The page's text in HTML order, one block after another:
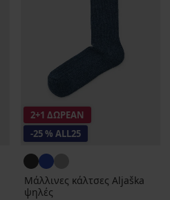
2+1 ΔΩΡΕΑΝ
-25 % ALL25
Μάλλινες κάλτσες Aljaška
ψηλές